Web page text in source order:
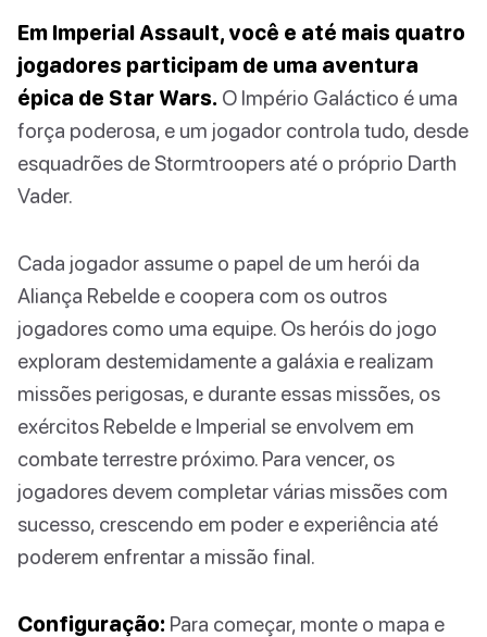
Em Imperial Assault, você e até mais quatro
jogadores participam de uma aventura
épica de Star Wars. O Império Galáctico é uma
força poderosa, e um jogador controla tudo, desde
esquadrões de Stormtroopers até o próprio Darth
Vader.
Cada jogador assume o papel de um herói da
Aliança Rebelde e coopera com os outros
jogadores como uma equipe. Os heróis do jogo
exploram destemidamente a galáxia e realizam
missões perigosas, e durante essas missões, os
exércitos Rebelde e Imperial se envolvem em
combate terrestre próximo. Para vencer, os
jogadores devem completar várias missões com
sucesso, crescendo em poder e experiência até
poderem enfrentar a missão final.
Configuração: Para começar, monte o mapa e